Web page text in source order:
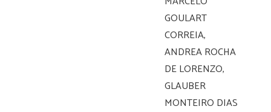
GOULART
CORREIA,
ANDREA ROCHA
DE LORENZO,
GLAUBER
MONTEIRO DIAS